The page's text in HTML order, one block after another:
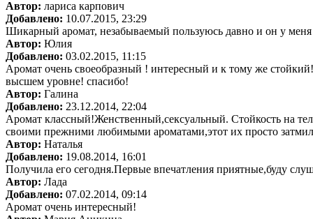
Автор: лариса карпович
Добавлено: 10.07.2015, 23:29
Шикарный аромат, незабываемый пользуюсь давно и он у меня
Автор: Юлия
Добавлено: 03.02.2015, 11:15
Аромат очень своеобразный ! интересный и к тому же
высшем уровне! спасибо!
Автор: Галина
Добавлено: 23.12.2014, 22:04
Аромат классный!Женственный,сексуальный. Стойкость на
своими прежними любимыми ароматами,этот их просто
Автор: Наталья
Добавлено: 19.08.2014, 16:01
Получила его сегодня.Первые впечатления приятные,буду
Автор: Лада
Добавлено: 07.02.2014, 09:14
Аромат очень интересный!